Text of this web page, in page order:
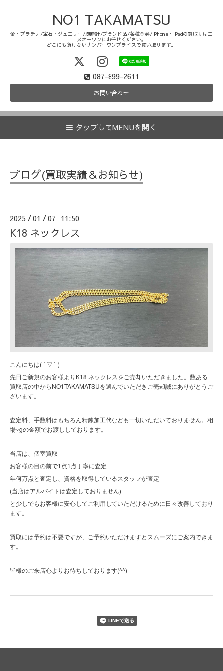
NO1 TAKAMATSU
金・プラチナ/宝石・ジュエリー/腕時計/ブランド品/各種金券/iPhone・iPadの買取りはエ
ヌオーワンにお任せください。
どこにも負けないナンバーワンプライスで買い取ります。
087-899-2611
お問い合わせ
タップしてMENUを開く
ブログ(買取実績＆お知らせ)
2025 /01 /07 11:50
K18 ネックレス
こんにちは( ´ ▽ ` )
先日ご新規のお客様よりK18 ネックレスをご売却いただきました。数ある
買取店の中からNO1TAKAMATSUを選んでいただきご売却誠にありがとうご
ざいます。
査定料、手数料はもちろん精錬加工代なども一切いただいておりません。相
場×gの金額でお渡ししております。
当店は、個室買取
お客様の目の前で1点1点丁寧に査定
年何万点と査定し、資格を取得しているスタッフが査定
(当店はアルバイトは査定しておりません)
と少しでもお客様に安心してご利用していただけるために日々改善しており
ます。
買取には予約は不要ですが、ご予約いただけますとスムーズにご案内できま
す。
皆様のご来店心よりお待ちしております(^^)